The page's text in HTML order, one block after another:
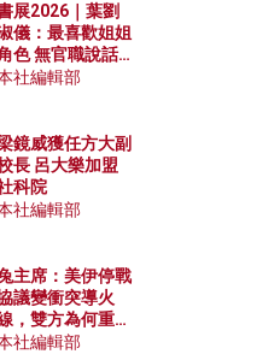
展2026｜葉劉
儀：最喜歡姐姐
色 無官職說話
袱少
社編輯部
鏡威獲任方大副
長 呂大樂加盟
科院
社編輯部
主席：美伊停戰
議變衝突導火
，雙方為何重啟
爭？伊朗一早洞
社編輯部